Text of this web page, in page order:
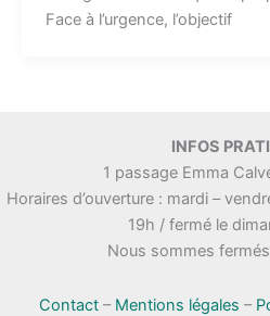
Face à l’urgence, l’objectif
INFOS
1 passage Emma
Horaires d’ouverture : mardi –
19h / fermé le
Nous sommes
Contact– Mentions légales –